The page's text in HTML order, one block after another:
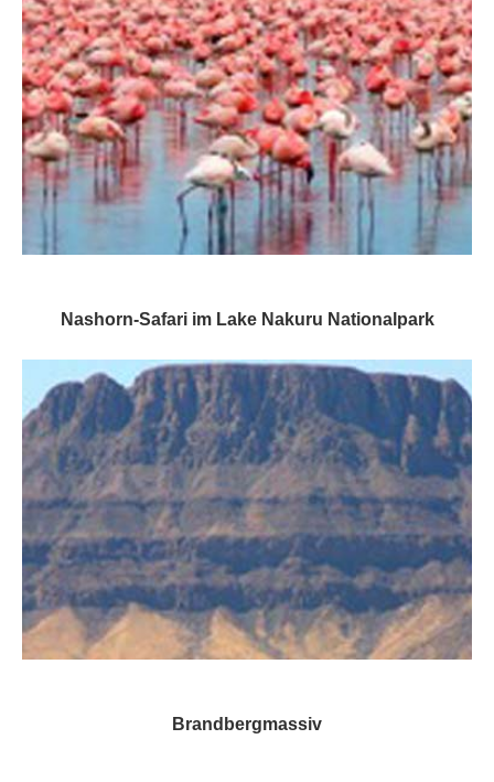
Nashorn-Safari im Lake Nakuru Nationalpark
Brandbergmassiv